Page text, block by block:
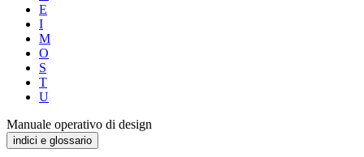
E
I
M
O
S
T
U
Manuale operativo di design
indici e glossario